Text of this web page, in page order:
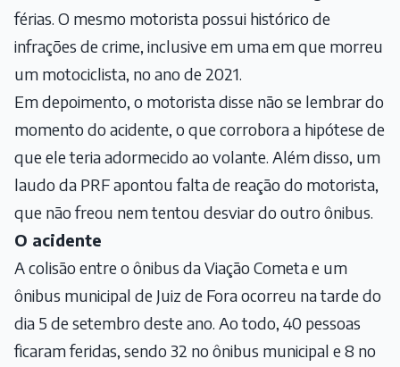
férias. O mesmo motorista possui histórico de
infrações de crime, inclusive em uma em que morreu
um motociclista, no ano de 2021.
Em depoimento, o motorista disse não se lembrar do
momento do acidente, o que corrobora a hipótese de
que ele teria adormecido ao volante. Além disso, um
laudo da PRFapontou falta de reação do motorista,
que não freou nem tentou desviar do outro ônibus.
O acidente
A colisão entre o ônibus da Viação Cometa e um
ônibus municipal de Juiz de Fora ocorreu na tarde do
dia 5 de setembro deste ano. Ao todo, 40 pessoas
ficaram feridas, sendo 32 no ônibus municipal e 8 no